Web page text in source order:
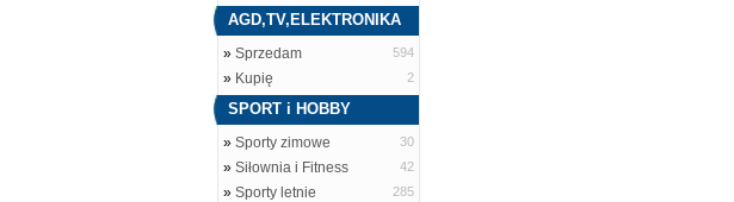
AGD,TV,ELEKTRONIKA
» Sprzedam 594
» Kupię 2
SPORT i HOBBY
» Sporty zimowe 30
» Siłownia i Fitness 42
» Sporty letnie 285